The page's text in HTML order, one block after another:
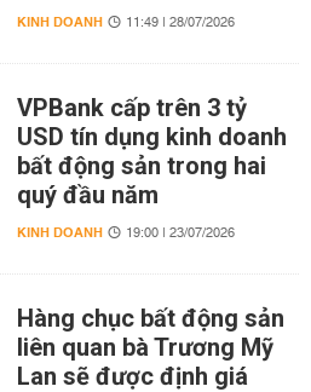
KINH DOANH 11:49 | 28/07/2026
VPBank cấp trên 3 tỷ
USD tín dụng kinh doanh
bất động sản trong hai
quý đầu năm
KINH DOANH 19:00 | 23/07/2026
Hàng chục bất động sản
liên quan bà Trương Mỹ
Lan sẽ được định giá